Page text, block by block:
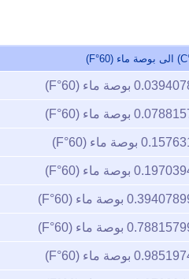
بوصة ماء (60°F)
بوصة ماء (60°F)
بوصة ماء (60°F)
بوصة ماء (60°F)
بوصة ماء (60°F)
بوصة ماء (60°F)
بوصة ماء (60°F)